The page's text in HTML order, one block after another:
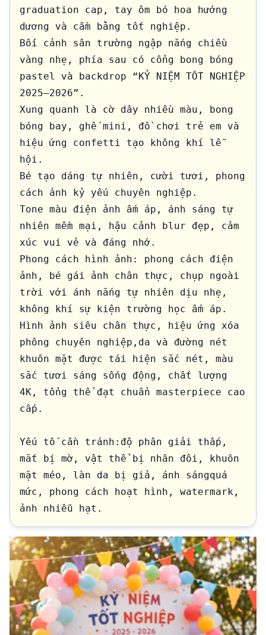
graduation cap, tay ôm bó hoa hướng
dương và cầm bằng tốt nghiệp.
Bối cảnh sân trường ngập nắng chiều
vàng nhẹ, phía sau có cổng bong bóng
pastel và backdrop “KỶ NIỆM TỐT NGHIỆP
2025–2026”.
Xung quanh là cờ dây nhiều màu, bong
bóng bay, ghế mini, đồ chơi trẻ em và
hiệu ứng confetti tạo không khí lễ
hội.
Bé tạo dáng tự nhiên, cười tươi, phong
cách ảnh kỷ yếu chuyên nghiệp.
Tone màu điện ảnh ấm áp, ánh sáng tự
nhiên mềm mại, hậu cảnh blur đẹp, cảm
xúc vui vẻ và đáng nhớ.
Phong cách hình ảnh: phong cách điện
ảnh, bé gái ảnh chân thực, chụp ngoài
trời với ánh nắng tự nhiên dịu nhẹ,
không khí sự kiện trường học ấm áp.
Hình ảnh siêu chân thực, hiệu ứng xóa
phông chuyên nghiệp,da và đường nét
khuôn mặt được tái hiện sắc nét, màu
sắc tươi sáng sống động, chất lượng
4K, tổng thể đạt chuẩn masterpiece cao
cấp.
Yếu tố cần tránh:độ phân giải thấp,
mắt bị mờ, vật thể bị nhân đôi, khuôn
mặt méo, làn da bị giả, ánh sángquá
mức, phong cách hoạt hình, watermark,
ảnh nhiễu hạt.